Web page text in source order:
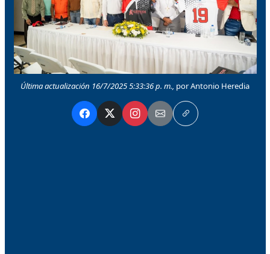
Última actualización 16/7/2025 5:33:36 p. m., por Antonio Heredia